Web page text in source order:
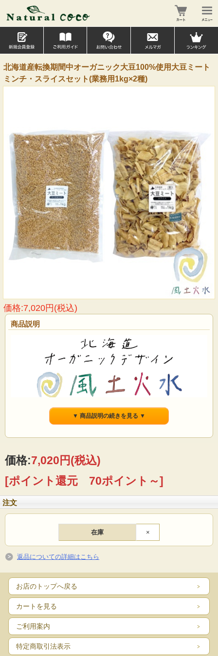
北海道産転換期間中オーガニック大豆100%使用大豆ミート
ミンチ・スライスセット(業務用1kg×2種)
価格:7,020円(税込)
商品説明
北海道オーガニックデザイン風土火水は1988年創業当初よりオーガニック普及に
取り組んできたアグリシステムのプロジェクトです。未来の子どもたちに本当に
す。
北海道産の転換期間中有機大豆をま
北海道産のオーガニック大豆（転換期間中有機農産物）をまるごと使用し、圧搾
製法でヘキサン液等を使わずに脱脂加工した「畑のお肉」です。大豆のみで製造
した植物性100%の大豆ミートになります。
大豆ミートは高たんぱくで低脂質牛や豚などの通常のお肉と比べても栄養価に大
めです。
大豆をそのまま食べたときのような豆っぽい香りが少なく、使いやすい商品で
す。
そぼろ、煮物、炒め物やサラダなどさまざまな料理にお使いいただけます。
<ミンチタイプ>
そぼろ、ロールキャベツ、ハンバーグ・麻婆茄子・ミートソースなどに
生姜焼き、炒めもの、すきやきなどに
▼ 商品説明の続きを見る ▼
価格:7,020円(税込)
[ポイント還元 70ポイント～]
注文
在庫 ×
返品についての詳細はこちら
お店のトップへ戻る
カートを見る
ご利用案内
特定商取引法表示